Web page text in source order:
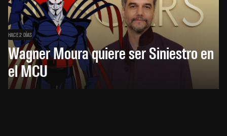
HACE 2 DÍAS
Wagner Moura quiere ser Siniestro en
el MCU